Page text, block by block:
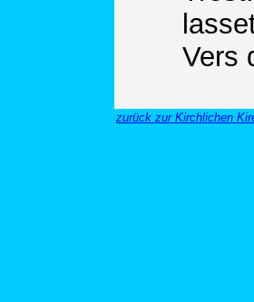
Vers
zurück zur Kirchlichen